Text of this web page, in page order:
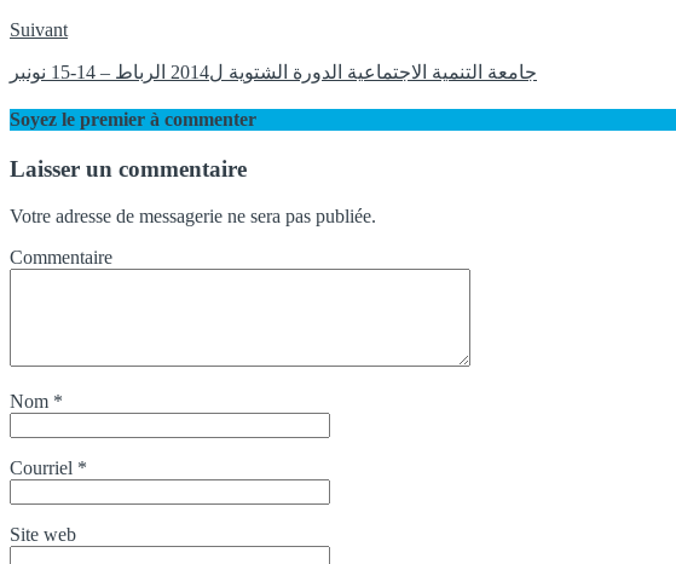
Suivant
جامعة التنمية الاجتماعية الدورة الشتوية ل2014 الرباط – 14-15 نونبر
Soyez le premier à commenter
Laisser un commentaire
Votre adresse de messagerie ne sera pas publiée.
Commentaire
Nom *
Courriel *
Site web